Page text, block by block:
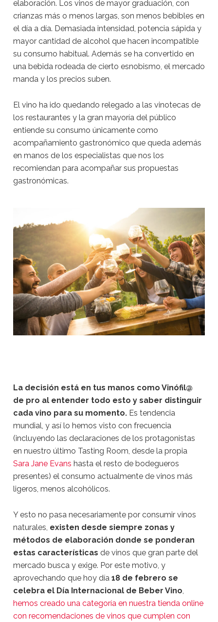
elaboración. Los vinos de mayor graduación, con
crianzas más o menos largas, son menos bebibles en
el día a día. Demasiada intensidad, potencia sápida y
mayor cantidad de alcohol que hacen incompatible
su consumo habitual. Además se ha convertido en
una bebida rodeada de cierto esnobismo, el mercado
manda y los precios suben.
El vino ha ido quedando relegado a las vinotecas de
los restaurantes y la gran mayoría del público
entiende su consumo únicamente como
acompañamiento gastronómico que queda además
en manos de los especialistas que nos los
recomiendan para acompañar sus propuestas
gastronómicas.
La decisión está en tus manos como Vinófil@
de pro al entender todo esto y saber distinguir
cada vino para su momento.Es tendencia
mundial, y así lo hemos visto con frecuencia
(incluyendo las declaraciones de los protagonistas
en nuestro último Tasting Room, desde la propia
Sara Jane Evans hasta el resto de bodegueros
presentes) el consumo actualmente de vinos más
ligeros, menos alcohólicos.
Y esto no pasa necesariamente por consumir vinos
naturales, existen desde siempre zonas y
métodos de elaboración donde se ponderan
estas características de vinos que gran parte del
mercado busca y exige. Por este motivo, y
aprovechando que hoy día 18 de febrero se
celebra el Día Internacional de Beber Vino,
hemos creado una categoría en nuestra tienda online
con recomendaciones de vinos que cumplen con